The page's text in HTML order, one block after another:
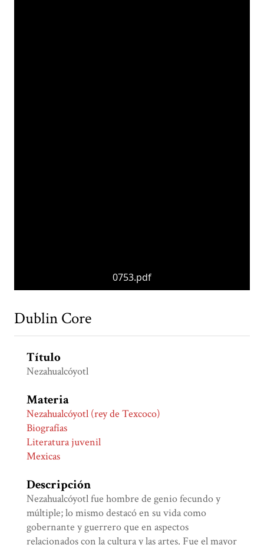
0753.pdf
Dublin Core
Título
Nezahualcóyotl
Materia
Nezahualcóyotl (rey de Texcoco)
Biografías
Literatura juvenil
Mexicas
Descripción
Nezahualcóyotl fue hombre de genio fecundo y
múltiple; lo mismo destacó en su vida como
gobernante y guerrero que en aspectos
relacionados con la cultura y las artes. Fue el mayor